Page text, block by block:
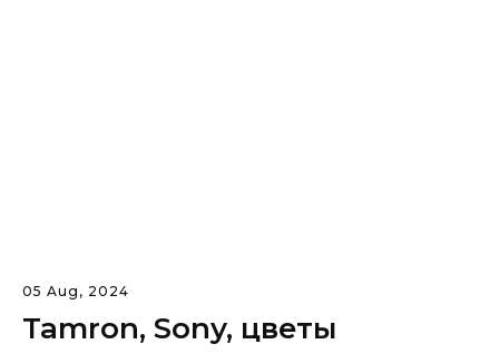
05 Aug, 2024
Tamron, Sony, цветы